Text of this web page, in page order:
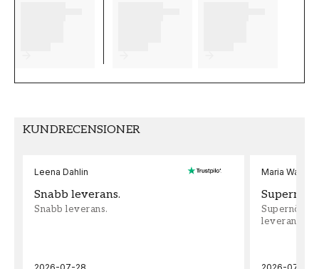
KUNDRECENSIONER
Leena Dahlin
Snabb leverans.
Snabb leverans.
Maria
leveran,